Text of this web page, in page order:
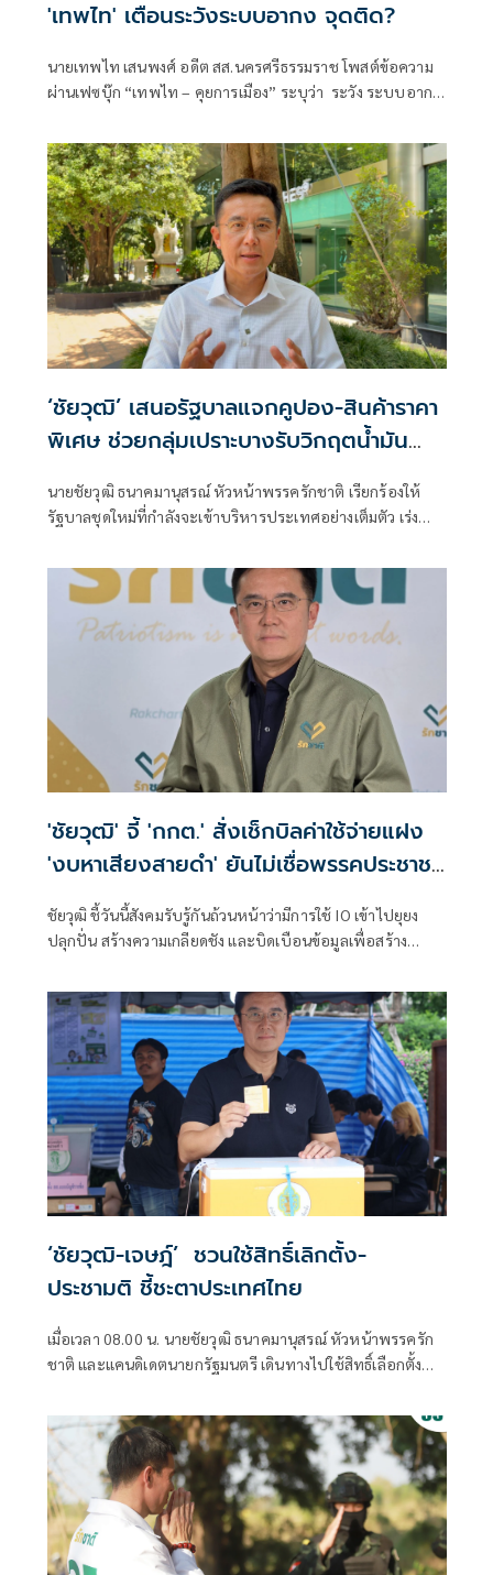
'เทพไท' เตือนระวังระบบอากง จุดติด?
นายเทพไท เสนพงศ์ อดีต สส.นครศรีธรรมราช โพสต์ข้อความ
ผ่านเฟซบุ๊ก “เทพไท – คุยการเมือง” ระบุว่า ระวัง ระบบอากง
‘ชัยวุฒิ’ เสนอรัฐบาลแจกคูปอง-สินค้าราคา
พิเศษ ช่วยกลุ่มเปราะบางรับวิกฤตน้ำมัน
นายชัยวุฒิ ธนาคมานุสรณ์ หัวหน้าพรรครักชาติ เรียกร้องให้
รัฐบาลชุดใหม่ที่กำลังจะเข้าบริหารประเทศอย่างเต็มตัว เร่ง
'ชัยวุฒิ' จี้ 'กกต.' สั่งเช็กบิลค่าใช้จ่ายแฝง
'งบหาเสียงสายดำ' ยันไม่เชื่อพรรคประชาชน
ไม่มี IO
ชัยวุฒิ ชี้วันนี้สังคมรับรู้กันถ้วนหน้าว่ามีการใช้ IO เข้าไปยุยง
ปลุกปั่น สร้างความเกลียดชัง และบิดเบือนข้อมูลเพื่อสร้าง
‘ชัยวุฒิ-เจษฎ์’ ชวนใช้สิทธิ์เลิกตั้ง-
ประชามติ ชี้ชะตาประเทศไทย
เมื่อเวลา 08.00 น. นายชัยวุฒิ ธนาคมานุสรณ์ หัวหน้าพรรครัก
ชาติ และแคนดิเดตนายกรัฐมนตรี เดินทางไปใช้สิทธิ์เลือกตั้ง
SCB Park